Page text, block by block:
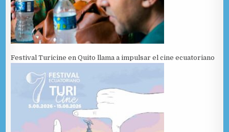
Festival Turicine en Quito llama a impulsar el cine ecuatoriano